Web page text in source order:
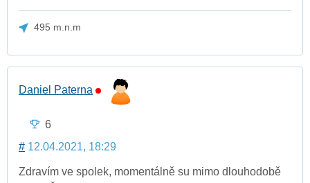
495 m.n.m
Daniel Paterna
6
# 12.04.2021, 18:29
Zdravím ve spolek, momentálně su mimo dlouhodobě